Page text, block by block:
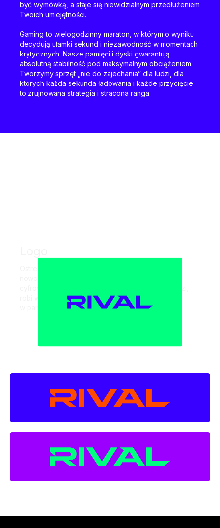
być wymówką, a staje się niewidzialnym przedłużeniem
Twoich umiejętności.
Gaming to wielogodzinny maraton, w którym o wyniku
decydują ułamki sekund i niezawodność w momentach
krytycznych. Nasze pamięci i dyski gwarantują
absolutną stabilność pod maksymalnym obciążeniem.
Tworzymy sprzęt „nie do zajechania” dla ludzi, dla
których każda sekunda ładowania i każde przycięcie
to zrujnowana strategia i stracona ranga.
robi wrażenie i zapada